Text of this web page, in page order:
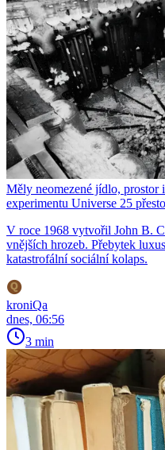
Měly neomezené jídlo,
experimentu Universe 25
V roce 1968 vytvořil John B.
vnějších hrozeb. Přebytek
katastrofální sociální kolaps.
kroniQa
dnes, 06:56
3 min